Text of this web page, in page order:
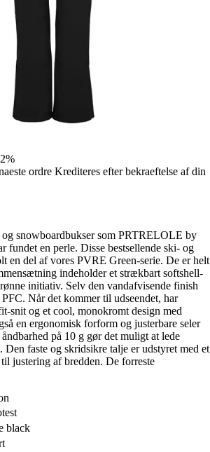
ordre Krediteres efter bekraeftelse af din
snowboardbukser som PRTRELOLE by
fundet en perle. Disse bestsellende ski- og
en del af vores PVRE Green-serie. De er helt
indeholder et strækbart softshell-
initiativ. Selv den vandafvisende finish
Når det kommer til udseendet, har
snit og et cool, monokromt design med
en ergonomisk forform og justerbare seler
på 10 g gør det muligt at lede
faste og skridsikre talje er udstyret med et
justering af bredden. De forreste
black